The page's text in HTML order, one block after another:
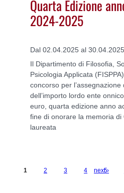
Quarta Edizione
2024-2025
Dal 02.04.2025 al 30.04.2025
Il Dipartimento di Filosofia,
Psicologia Applicata
concorso per
dell’importo lordo ente
euro, quarta edizione anno
fine di onorare la memoria di
laureata
1 2 3 4 5
next ›